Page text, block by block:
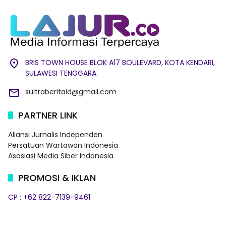
BRIS TOWN HOUSE BLOK A17 BOULEVARD, KOTA KENDARI,
SULAWESI TENGGARA.
sultraberitaid@gmail.com
PARTNER LINK
Aliansi Jurnalis Independen
Persatuan Wartawan Indonesia
Asosiasi Media Siber Indonesia
PROMOSI & IKLAN
CP : +62 822-7139-9461